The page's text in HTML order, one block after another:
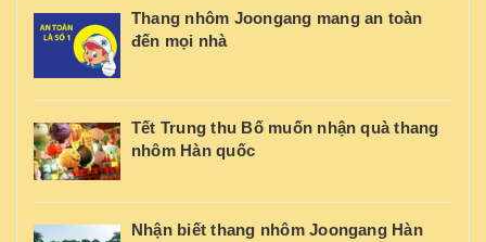
Thang nhôm Joongang mang an toàn
đến mọi nhà
Tết Trung thu Bố muốn nhận quà thang
nhôm Hàn quốc
Nhận biết thang nhôm Joongang Hàn